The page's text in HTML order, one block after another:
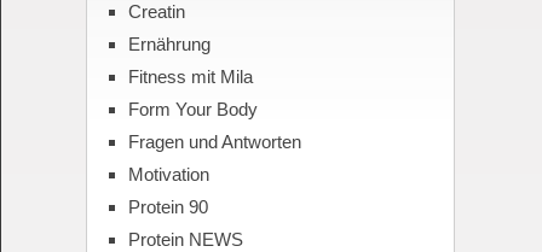
Creatin
Ernährung
Fitness mit Mila
Form Your Body
Fragen und Antworten
Motivation
Protein 90
Protein NEWS